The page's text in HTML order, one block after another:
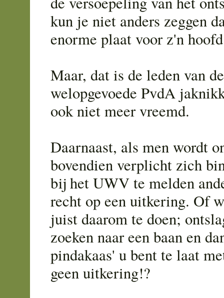
kun je niet anders zeggen
enorme plaat voor z'n
Maar, dat is de leden van
welopgevoede PvdA
ook niet meer vreemd.
Daarnaast, als men wordt
bovendien verplicht zich
bij het UWV te melden
recht op een uitkering. Of
juist daarom te doen;
zoeken naar een baan en
pindakaas' u bent te laat
geen uitkering!?